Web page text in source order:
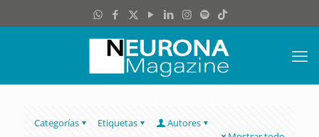
Categorías Etiquetas
Autores